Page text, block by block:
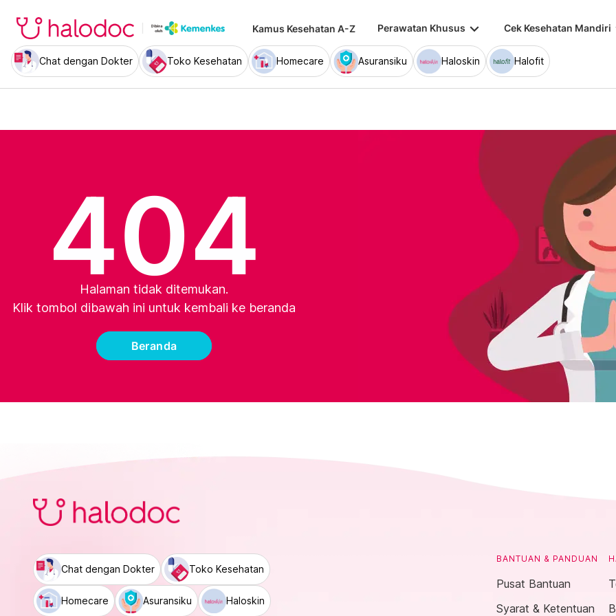
Kamus Kesehatan A-Z Perawatan Khusus keyboard_arrow_down Cek Kesehatan Mandiri
Chat dengan Dokter Toko Kesehatan Homecare Asuransiku Haloskin Halofit
404
Halaman tidak ditemukan.
Klik tombol dibawah ini untuk kembali ke beranda
Beranda
Chat dengan Dokter Toko Kesehatan
Homecare Asuransiku Haloskin
BANTUAN & PANDUAN
Pusat Bantuan
Syarat & Ketentuan